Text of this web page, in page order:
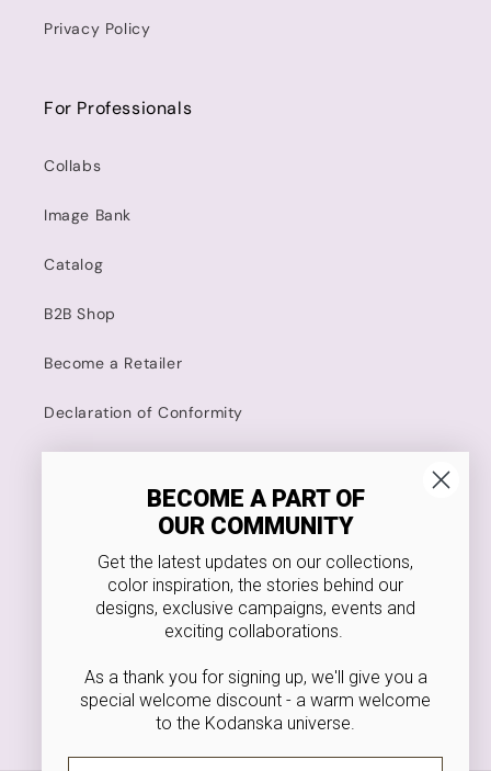
Privacy Policy
For Professionals
Collabs
Image Bank
Catalog
B2B Shop
Become a Retailer
Declaration of Conformity
4.8 Stars on Trustpilot
Food Approved
VAT NR. 36546166
FacebookInstagramPinterest
BECOME A PART OF
OUR COMMUNITY
Get the latest updates on our collections,
color inspiration, the stories behind our
designs, exclusive campaigns, events and
exciting collaborations.
As a thank you for signing up, we'll give you a
special welcome discount - a warm welcome
to the Kodanska universe.